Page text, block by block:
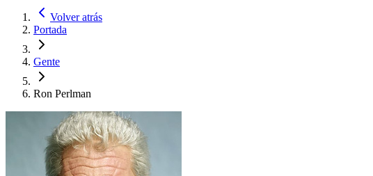
Volver atrás
Portada
Gente
Ron Perlman